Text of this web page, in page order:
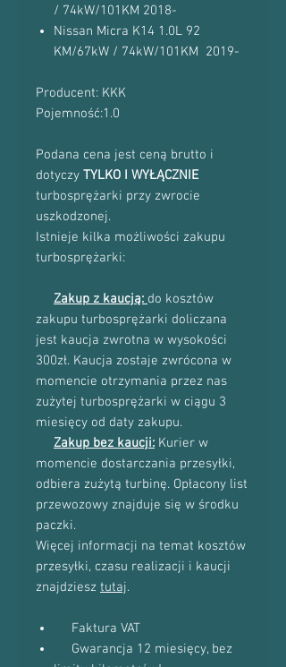
/ 74kW/101KM 2018-
Nissan Micra K14 1.0L 92
KM/67kW / 74kW/101KM 2019-
Producent: KKK
Pojemność:1.0
Podana cena jest ceną brutto i
dotyczy TYLKO I WYŁĄCZNIE
turbosprężarki przy zwrocie
uszkodzonej.
Istnieje kilka możliwości zakupu
turbosprężarki:
Zakup z kaucją: do kosztów
zakupu turbosprężarki doliczana
jest kaucja zwrotna w wysokości
300zł. Kaucja zostaje zwrócona w
momencie otrzymania przez nas
zużytej turbosprężarki w ciągu 3
miesięcy od daty zakupu.
Zakup bez kaucji: Kurier w
momencie dostarczania przesyłki,
odbiera zużytą turbinę. Opłacony list
przewozowy znajduje się w środku
paczki.
Więcej informacji na temat kosztów
przesyłki, czasu realizacji i kaucji
znajdziesz tutaj.
Faktura VAT
Gwarancja 12 miesięcy, bez